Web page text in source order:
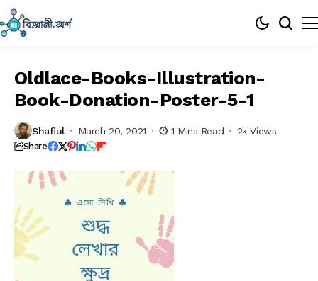
Oldlace-Books-Illustration-
Book-Donation-Poster-5-1
Shafiul March 20, 2021 1 Mins Read 2k Views
Share